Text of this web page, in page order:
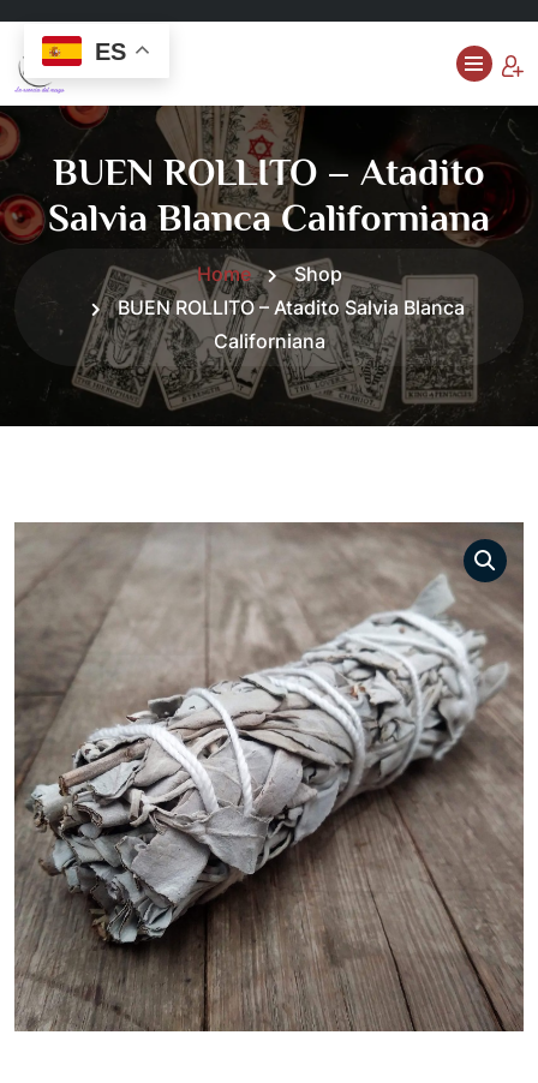
BUEN ROLLITO – Atadito
Salvia Blanca Californiana
Home
Shop
BUEN ROLLITO – Atadito Salvia Blanca
Californiana
ES